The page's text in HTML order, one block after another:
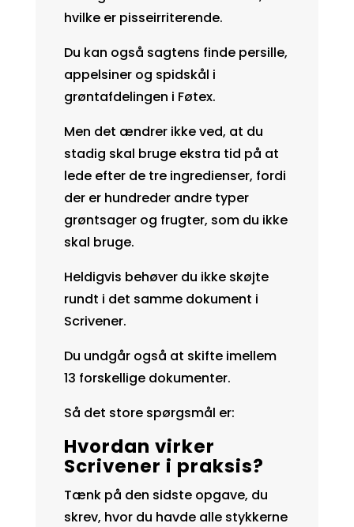
hvilke er pisseirriterende.
Du kan også sagtens finde persille,
appelsiner og spidskål i
grøntafdelingen i Føtex.
Men det ændrer ikke ved, at du
stadig skal bruge ekstra tid på at
lede efter de tre ingredienser, fordi
der er hundreder andre typer
grøntsager og frugter, som du ikke
skal bruge.
Heldigvis behøver du ikke skøjte
rundt i det samme dokument i
Scrivener.
Du undgår også at skifte imellem
13 forskellige dokumenter.
Så det store spørgsmål er:
Hvordan virker
Scrivener i praksis?
Tænk på den sidste opgave, du
skrev, hvor du havde alle stykkerne